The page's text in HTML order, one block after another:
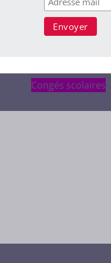
Congés scolaires